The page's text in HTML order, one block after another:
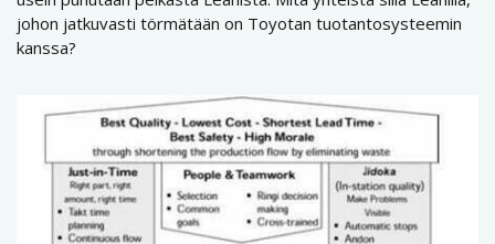
johon jatkuvasti törmätään on Toyotan tuotantosysteemin
kanssa?